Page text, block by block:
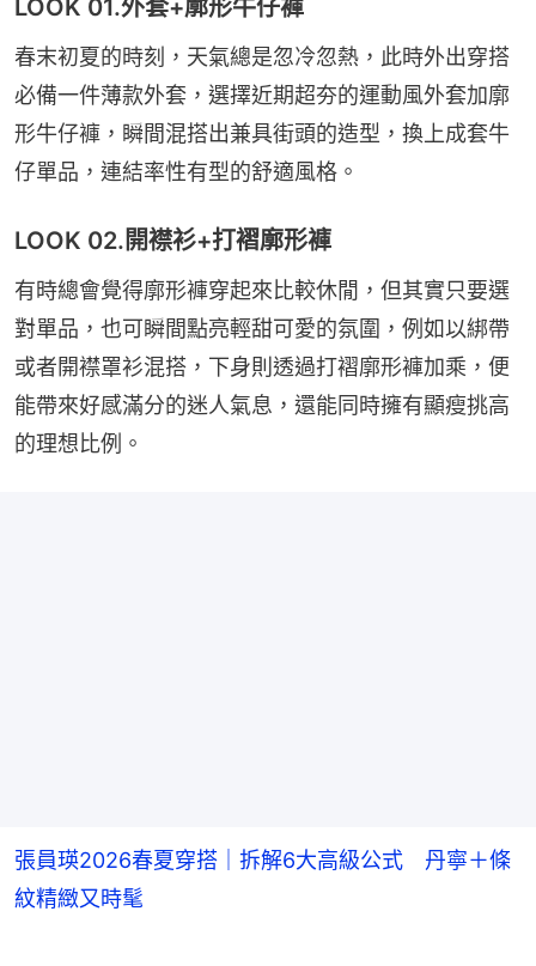
LOOK 01.外套+廓形牛仔褲
春末初夏的時刻，天氣總是忽冷忽熱，此時外出穿搭
必備一件薄款外套，選擇近期超夯的運動風外套加廓
形牛仔褲，瞬間混搭出兼具街頭的造型，換上成套牛
仔單品，連結率性有型的舒適風格。
LOOK 02.開襟衫+打褶廓形褲
有時總會覺得廓形褲穿起來比較休閒，但其實只要選
對單品，也可瞬間點亮輕甜可愛的氛圍，例如以綁帶
或者開襟罩衫混搭，下身則透過打褶廓形褲加乘，便
能帶來好感滿分的迷人氣息，還能同時擁有顯瘦挑高
的理想比例。
張員瑛2026春夏穿搭｜拆解6大高級公式 丹寧＋條
紋精緻又時髦